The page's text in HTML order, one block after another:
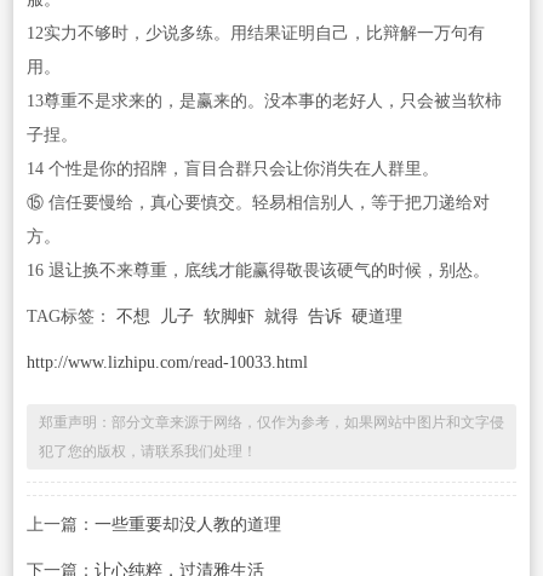
12实力不够时，少说多练。用结果证明自己，比辩解一万句有
用。
13尊重不是求来的，是赢来的。没本事的老好人，只会被当软柿
子捏。
14 个性是你的招牌，盲目合群只会让你消失在人群里。
⑮ 信任要慢给，真心要慎交。轻易相信别人，等于把刀递给对
方。
16 退让换不来尊重，底线才能赢得敬畏该硬气的时候，别怂。
TAG标签： 不想 儿子 软脚虾 就得 告诉 硬道理
http://www.lizhipu.com/read-10033.html
郑重声明：部分文章来源于网络，仅作为参考，如果网站中图片和文字侵
犯了您的版权，请联系我们处理！
上一篇： 一些重要却没人教的道理
下一篇： 让心纯粹，过清雅生活